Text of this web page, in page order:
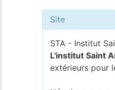
Site
STA - Institut
L'institut Saint
extérieurs pour